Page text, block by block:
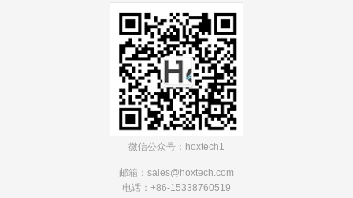
微信公众号：hoxtech1
邮箱：sales@hoxtech.com
电话：+86-15338760519